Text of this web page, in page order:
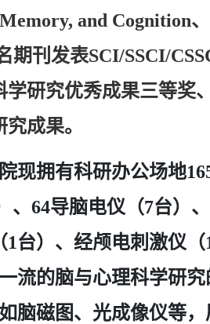
and Cognition、
期刊发表SCI/SSCI/
研究优秀成果三等奖
成果。
现拥有科研办公场地
、 64导脑电仪（7台）
1台）、经颅电刺激仪（
流的脑与心理科学研
脑磁图、光成像仪等